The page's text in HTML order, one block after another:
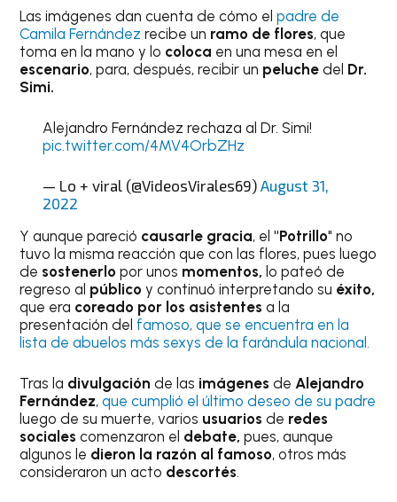
Las imágenes dan cuenta de cómo el padre de
Camila Fernández recibe un ramo de flores, que
toma en la mano y lo coloca en una mesa en el
escenario, para, después, recibir un peluchedel Dr.
Simi.
Alejandro Fernández rechaza al Dr. Simi!
pic.twitter.com/4MV4OrbZHz
— Lo + viral (@VideosVirales69) August 31,
2022
Y aunque pareció causarle gracia, el"Potrillo" no
tuvo la misma reacción que con las flores, pues luego
de sostenerlopor unos momentos, lo pateó de
regreso al públicoy continuó interpretando su éxito,
que era coreado por los asistentes a la
presentación del famoso, que se encuentra en la
lista de abuelos más sexys de la farándula nacional.
Tras la divulgaciónde las imágenesde Alejandro
Fernández, que cumplió el último deseo de su padre
luego de su muerte, varios usuariosde redes
socialescomenzaron el debate,pues, aunque
algunos le dieron la razón al famoso, otros más
consideraron un acto descortés.